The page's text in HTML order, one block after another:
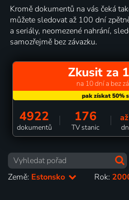
Kromě dokumentů na vás čeká
můžete sledovat až 100 dní
a seriály, neomezené nahrání,
samozřejmě bez závazku.
Zkusit za
na 10 dní a bez
4922
dokumentů
176
TV stanic
až
Země: Estonsko Rok: